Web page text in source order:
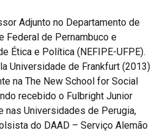
Adjunto no Departamento de
Federal de Pernambuco e
Ética e Política (NEFIPE-UFPE).
Universidade de Frankfurt (2013)
na The New School for Social
recebido o Fulbright Junior
nas Universidades de Perugia,
do DAAD – Serviço Alemão